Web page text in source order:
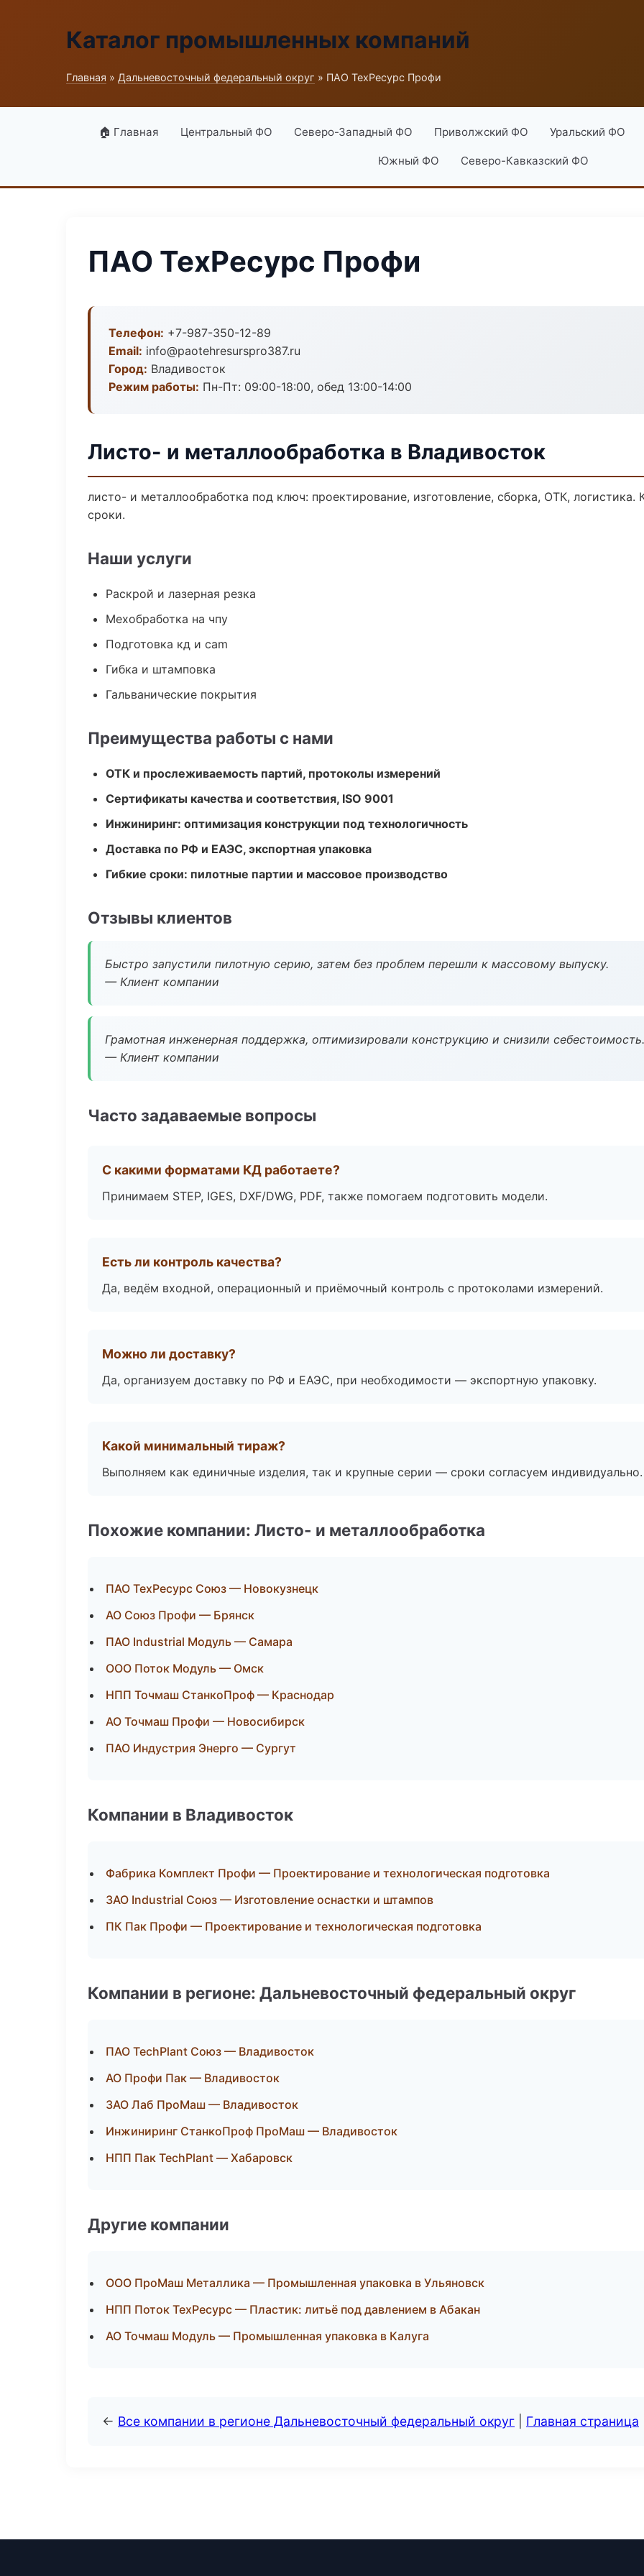
Каталог промышленных компаний
Главная » Дальневосточный федеральный округ » ПАО ТехРесурс Профи
🏠 Главная Центральный ФО Северо-Западный ФО Приволжский ФО Уральский ФО
Южный ФО Северо-Кавказский ФО
ПАО ТехРесурс Профи
Телефон: +7-987-350-12-89
Email: info@paotehresurspro387.ru
Город: Владивосток
Режим работы: Пн-Пт: 09:00-18:00, обед 13:00-14:00
Листо- и металлообработка в Владивосток
листо- и металлообработка под ключ: проектирование, изготовление, сборка, ОТК,
сроки.
Наши услуги
Раскрой и лазерная резка
Мехобработка на чпу
Подготовка кд и cam
Гибка и штамповка
Гальванические покрытия
Преимущества работы с нами
ОТК и прослеживаемость партий, протоколы измерений
Сертификаты качества и соответствия, ISO 9001
Инжиниринг: оптимизация конструкции под технологичность
Доставка по РФ и ЕАЭС, экспортная упаковка
Гибкие сроки: пилотные партии и массовое производство
Отзывы клиентов
Быстро запустили пилотную серию, затем без проблем перешли к массовому выпуску.
— Клиент компании
Грамотная инженерная поддержка, оптимизировали конструкцию и снизили себестоимость.
— Клиент компании
Часто задаваемые вопросы
С какими форматами КД работаете?
Принимаем STEP, IGES, DXF/DWG, PDF, также помогаем подготовить модели.
Есть ли контроль качества?
Да, ведём входной, операционный и приёмочный контроль с протоколами измерений.
Можно ли доставку?
Да, организуем доставку по РФ и ЕАЭС, при необходимости — экспортную упаковку.
Какой минимальный тираж?
Выполняем как единичные изделия, так и крупные серии — сроки согласуем индивидуально.
Похожие компании: Листо- и металлообработка
ПАО ТехРесурс Союз — Новокузнецк
АО Союз Профи — Брянск
ПАО Industrial Модуль — Самара
ООО Поток Модуль — Омск
НПП Точмаш СтанкоПроф — Краснодар
АО Точмаш Профи — Новосибирск
ПАО Индустрия Энерго — Сургут
Компании в Владивосток
Фабрика Комплект Профи — Проектирование и технологическая подготовка
ЗАО Industrial Союз — Изготовление оснастки и штампов
ПК Пак Профи — Проектирование и технологическая подготовка
Компании в регионе: Дальневосточный федеральный округ
ПАО TechPlant Союз — Владивосток
АО Профи Пак — Владивосток
ЗАО Лаб ПроМаш — Владивосток
Инжиниринг СтанкоПроф ПроМаш — Владивосток
НПП Пак TechPlant — Хабаровск
Другие компании
ООО ПроМаш Металлика — Промышленная упаковка в Ульяновск
НПП Поток ТехРесурс — Пластик: литьё под давлением в Абакан
АО Точмаш Модуль — Промышленная упаковка в Калуга
← Все компании в регионе Дальневосточный федеральный округ Главная страница